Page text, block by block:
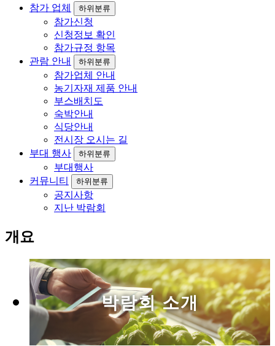
참가 업체
하위분류
참가신청
신청정보 확인
참가규정 항목
관람 안내
하위분류
참가업체 안내
농기자재 제품 안내
부스배치도
숙박안내
식당안내
전시장 오시는 길
부대 행사
하위분류
부대행사
커뮤니티
하위분류
공지사항
지난 박람회
개요
박람회 소개